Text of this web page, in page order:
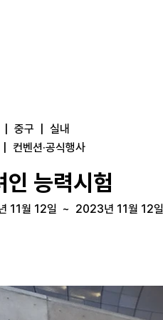
중구
실내
컨벤션·공식행사
능력시험
11월 12일 ~ 2023년 11월 12일